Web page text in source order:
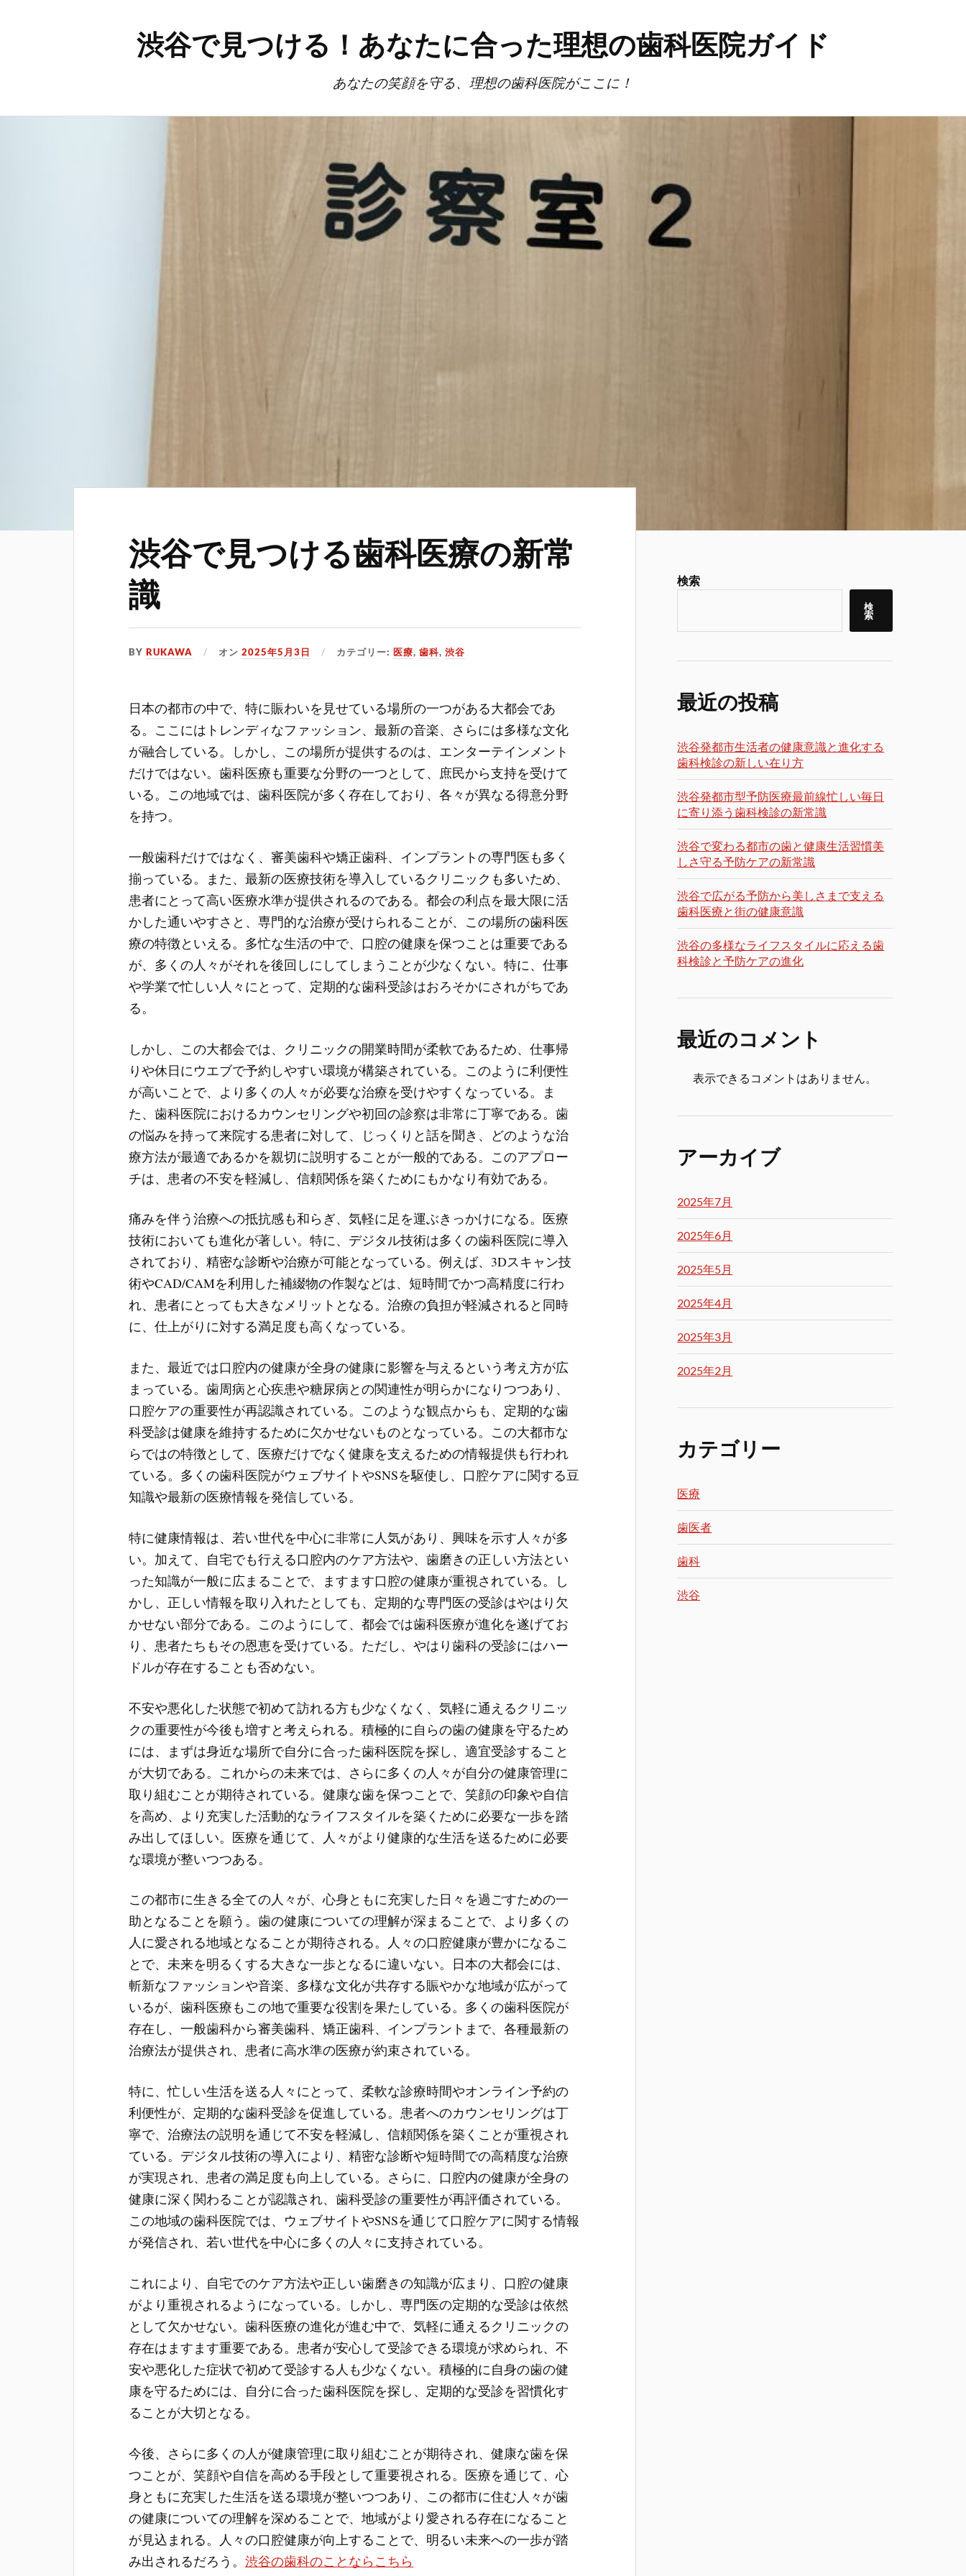
渋谷で見つける！あなたに合った理想の歯科医院ガイド
あなたの笑顔を守る、理想の歯科医院がここに！
渋谷で見つける歯科医療の新常
識
BYRUKAWA オン2025年5月3日 カテゴリー: 医療,歯科,渋谷
日本の都市の中で、特に賑わいを見せている場所の一つがある大都会であ
る。 ここにはトレンディなファッション、最新の音楽、さらには多様な文化
が融合している。しかし、この場所が提供するのは、エンターテインメント
だけではない。歯科医療も重要な分野の一つとして、庶民から支持を受けて
いる。この地域では、歯科医院が多く存在しており、各々が異なる得意分野
を持つ。
一般歯科だけではなく、審美歯科や矯正歯科、インプラントの専門医も多く
揃っている。また、最新の医療技術を導入しているクリニックも多いため、
患者にとって高い医療水準が提供されるのである。都会の利点を最大限に活
かした通いやすさと、専門的な治療が受けられることが、この場所の歯科医
療の特徴といえる。多忙な生活の中で、口腔の健康を保つことは重要である
が、多くの人々がそれを後回しにしてしまうことが少なくない。特に、仕事
や学業で忙しい人々にとって、定期的な歯科受診はおろそかにされがちであ
る。
しかし、この大都会では、クリニックの開業時間が柔軟であるため、仕事帰
りや休日にウエブで予約しやすい環境が構築されている。このように利便性
が高いことで、より多くの人々が必要な治療を受けやすくなっている。ま
た、歯科医院におけるカウンセリングや初回の診察は非常に丁寧である。歯
の悩みを持って来院する患者に対して、じっくりと話を聞き、どのような治
療方法が最適であるかを親切に説明することが一般的である。このアプロー
チは、患者の不安を軽減し、信頼関係を築くためにもかなり有効である。
痛みを伴う治療への抵抗感も和らぎ、気軽に足を運ぶきっかけになる。医療
技術においても進化が著しい。特に、デジタル技術は多くの歯科医院に導入
されており、精密な診断や治療が可能となっている。例えば、3Dスキャン技
術やCAD/CAMを利用した補綴物の作製などは、短時間でかつ高精度に行わ
れ、患者にとっても大きなメリットとなる。治療の負担が軽減されると同時
に、仕上がりに対する満足度も高くなっている。
また、最近では口腔内の健康が全身の健康に影響を与えるという考え方が広
まっている。歯周病と心疾患や糖尿病との関連性が明らかになりつつあり、
口腔ケアの重要性が再認識されている。このような観点からも、定期的な歯
科受診は健康を維持するために欠かせないものとなっている。この大都市な
らではの特徴として、医療だけでなく健康を支えるための情報提供も行われ
ている。多くの歯科医院がウェブサイトやSNSを駆使し、口腔ケアに関する豆
知識や最新の医療情報を発信している。
特に健康情報は、若い世代を中心に非常に人気があり、興味を示す人々が多
い。加えて、自宅でも行える口腔内のケア方法や、歯磨きの正しい方法とい
った知識が一般に広まることで、ますます口腔の健康が重視されている。し
かし、正しい情報を取り入れたとしても、定期的な専門医の受診はやはり欠
かせない部分である。このようにして、都会では歯科医療が進化を遂げてお
り、患者たちもその恩恵を受けている。ただし、やはり歯科の受診にはハー
ドルが存在することも否めない。
不安や悪化した状態で初めて訪れる方も少なくなく、気軽に通えるクリニッ
クの重要性が今後も増すと考えられる。積極的に自らの歯の健康を守るため
には、まずは身近な場所で自分に合った歯科医院を探し、適宜受診すること
が大切である。これからの未来では、さらに多くの人々が自分の健康管理に
取り組むことが期待されている。健康な歯を保つことで、笑顔の印象や自信
を高め、より充実した活動的なライフスタイルを築くために必要な一歩を踏
み出してほしい。医療を通じて、人々がより健康的な生活を送るために必要
な環境が整いつつある。
この都市に生きる全ての人々が、心身ともに充実した日々を過ごすための一
助となることを願う。歯の健康についての理解が深まることで、より多くの
人に愛される地域となることが期待される。人々の口腔健康が豊かになるこ
とで、未来を明るくする大きな一歩となるに違いない。日本の大都会には、
斬新なファッションや音楽、多様な文化が共存する賑やかな地域が広がって
いるが、歯科医療もこの地で重要な役割を果たしている。多くの歯科医院が
存在し、一般歯科から審美歯科、矯正歯科、インプラントまで、各種最新の
治療法が提供され、患者に高水準の医療が約束されている。
特に、忙しい生活を送る人々にとって、柔軟な診療時間やオンライン予約の
利便性が、定期的な歯科受診を促進している。患者へのカウンセリングは丁
寧で、治療法の説明を通じて不安を軽減し、信頼関係を築くことが重視され
ている。デジタル技術の導入により、精密な診断や短時間での高精度な治療
が実現され、患者の満足度も向上している。さらに、口腔内の健康が全身の
健康に深く関わることが認識され、歯科受診の重要性が再評価されている。
この地域の歯科医院では、ウェブサイトやSNSを通じて口腔ケアに関する情報
が発信され、若い世代を中心に多くの人々に支持されている。
これにより、自宅でのケア方法や正しい歯磨きの知識が広まり、口腔の健康
がより重視されるようになっている。しかし、専門医の定期的な受診は依然
として欠かせない。歯科医療の進化が進む中で、気軽に通えるクリニックの
存在はますます重要である。患者が安心して受診できる環境が求められ、不
安や悪化した症状で初めて受診する人も少なくない。積極的に自身の歯の健
康を守るためには、自分に合った歯科医院を探し、定期的な受診を習慣化す
ることが大切となる。
今後、さらに多くの人が健康管理に取り組むことが期待され、健康な歯を保
つことが、笑顔や自信を高める手段として重要視される。医療を通じて、心
身ともに充実した生活を送る環境が整いつつあり、この都市に住む人々が歯
の健康についての理解を深めることで、地域がより愛される存在になること
が見込まれる。人々の口腔健康が向上することで、明るい未来への一歩が踏
み出されるだろう。渋谷の歯科のことならこちら
検索
検
索
最近の投稿
渋谷発都市生活者の健康意識と進化する
歯科検診の新しい在り方
渋谷発都市型予防医療最前線忙しい毎日
に寄り添う歯科検診の新常識
渋谷で変わる都市の歯と健康生活習慣美
しさ守る予防ケアの新常識
渋谷で広がる予防から美しさまで支える
歯科医療と街の健康意識
渋谷の多様なライフスタイルに応える歯
科検診と予防ケアの進化
最近のコメント
表示できるコメントはありません。
アーカイブ
2025年7月
2025年6月
2025年5月
2025年4月
2025年3月
2025年2月
カテゴリー
医療
歯医者
歯科
渋谷